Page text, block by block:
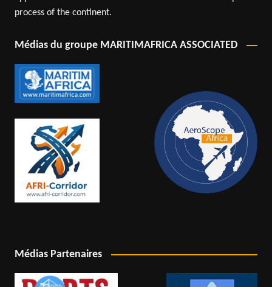
process of the continent.
Médias du groupe MARITIMAFRICA ASSOCIATED
Médias Partenaires